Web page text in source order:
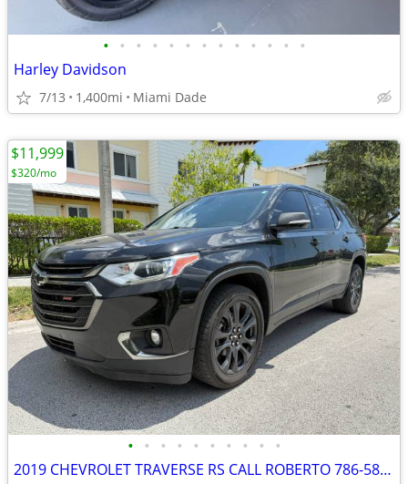
• • • • • • • • • • • • •
Harley Davidson
7/13 1,400mi Miami Dade
• • • • • • • • • •
2019 CHEVROLET TRAVERSE RS CALL ROBERTO 786-5862806
$11,999
$320/mo